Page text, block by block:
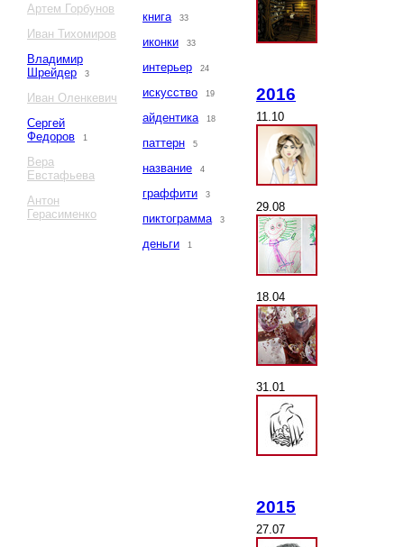
Артем Горбунов
Иван Тихомиров
Владимир
Шрейдер
3
Иван Оленкевич
Сергей
Федоров
1
Вера
Евстафьева
Антон
Герасименко
книга 33
иконки 33
интерьер 24
искусство 19
айдентика 18
паттерн 5
название 4
граффити 3
пиктограмма 3
деньги 1
2016
11.10
29.08
18.04
31.01
2015
27.07